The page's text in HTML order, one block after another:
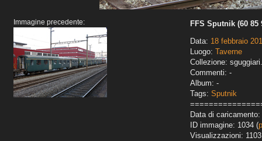
Immagine precedente:
FFS Sputnik (60 85
Data: 18 febbraio
Luogo: Taverne
Collezione:
Commenti: -
Album: -
Tags: Sputnik
Data di caricamento:
ID immagine: 1034 (
Visualizzazioni: 1103